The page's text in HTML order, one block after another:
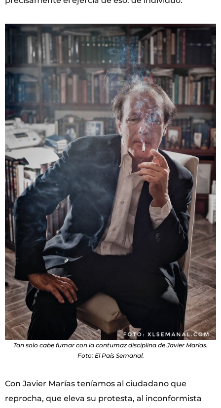
Tan solo cabe fumar con la contumaz disciplina de Javier Marías.
Foto: El País Semanal.
Con Javier Marías teníamos al ciudadano que
reprocha, que eleva su protesta, al inconformista